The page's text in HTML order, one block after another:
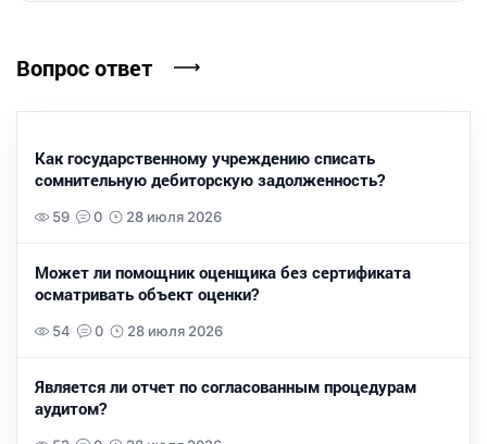
Вопрос ответ
Как государственному учреждению списать
сомнительную дебиторскую задолженность?
59 0 28 июля 2026
Может ли помощник оценщика без сертификата
осматривать объект оценки?
54 0 28 июля 2026
Является ли отчет по согласованным процедурам
аудитом?